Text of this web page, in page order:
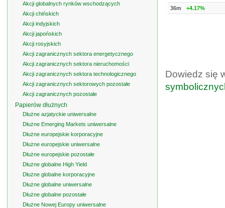
36m
+4.17%
Dowiedz się
Akcji globalnych rynków wschodzących
Akcji chińskich
Akcji indyjskich
Akcji japońskich
Akcji rosyjskich
Akcji zagranicznych sektora energetycznego
Akcji zagranicznych sektora nieruchomości
Akcji zagranicznych sektora technologicznego
Akcji zagranicznych sektorowych pozostałe
Akcji zagranicznych pozostałe
Papierów dłużnych
Dłużne azjatyckie uniwersalne
Dłużne Emerging Markets uniwersalne
Dłużne europejskie korporacyjne
Dłużne europejskie uniwersalne
Dłużne europejskie pozostałe
Dłużne globalne High Yield
Dłużne globalne korporacyjne
Dłużne globalne uniwersalne
Dłużne globalne pozostałe
Dłużne Nowej Europy uniwersalne